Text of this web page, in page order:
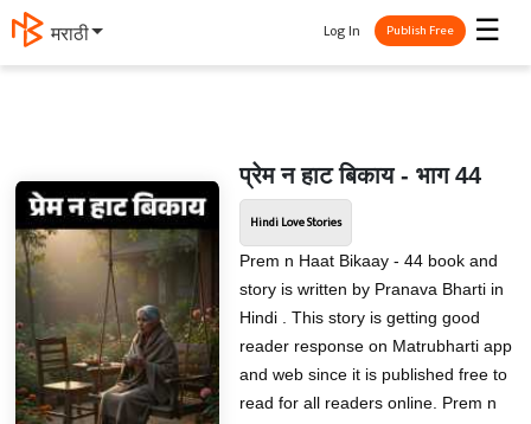
मराठी ☰
Log In Publish Free
प्रेम न हाट बिकाय - भाग 44
Hindi Love Stories
Prem n Haat Bikaay - 44 book and
story is written by Pranava Bharti in
Hindi . This story is getting good
reader response on Matrubharti app
and web since it is published free to
read for all readers online. Prem n